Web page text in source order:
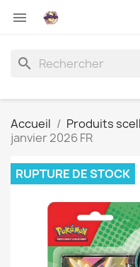

search
Accueil Produits
janvier 2026 FR
RUPTURE DE STOCK